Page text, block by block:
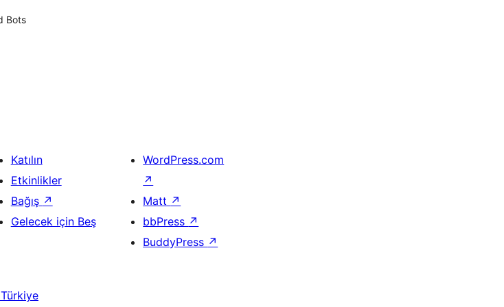
Bots
Katılın
Etkinlikler
Bağış ↗
Gelecek için Beş
WordPress.com
↗
Matt ↗
bbPress ↗
BuddyPress ↗